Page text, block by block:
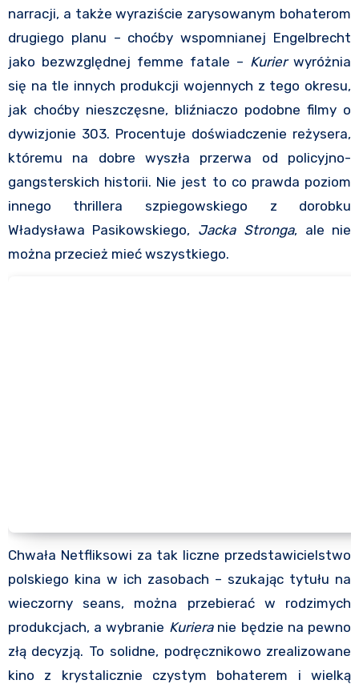
narracji, a także wyraziście zarysowanym bohaterom
drugiego planu – choćby wspomnianej Engelbrecht
jako bezwzględnej femme fatale – Kurierwyróżnia
się na tle innych produkcji wojennych z tego okresu,
jak choćby nieszczęsne, bliźniaczo podobne filmy o
dywizjonie 303. Procentuje doświadczenie reżysera,
któremu na dobre wyszła przerwa od policyjno-
gangsterskich historii. Nie jest to co prawda poziom
innego thrillera szpiegowskiego z dorobku
Władysława Pasikowskiego, Jacka Stronga, ale nie
można przecież mieć wszystkiego.
Chwała Netfliksowi za tak liczne przedstawicielstwo
polskiego kina w ich zasobach – szukając tytułu na
wieczorny seans, można przebierać w rodzimych
produkcjach, a wybranie Kurieranie będzie na pewno
złą decyzją. To solidne, podręcznikowo zrealizowane
kino z krystalicznie czystym bohaterem i wielką